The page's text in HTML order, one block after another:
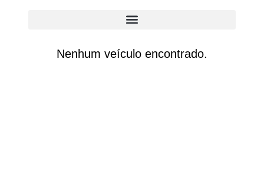
Nenhum veículo encontrado.